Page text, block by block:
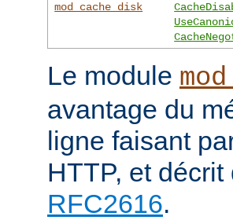
mod_cache_disk
Le module
avantage du
ligne faisant
HTTP, et décrit
RFC2616.